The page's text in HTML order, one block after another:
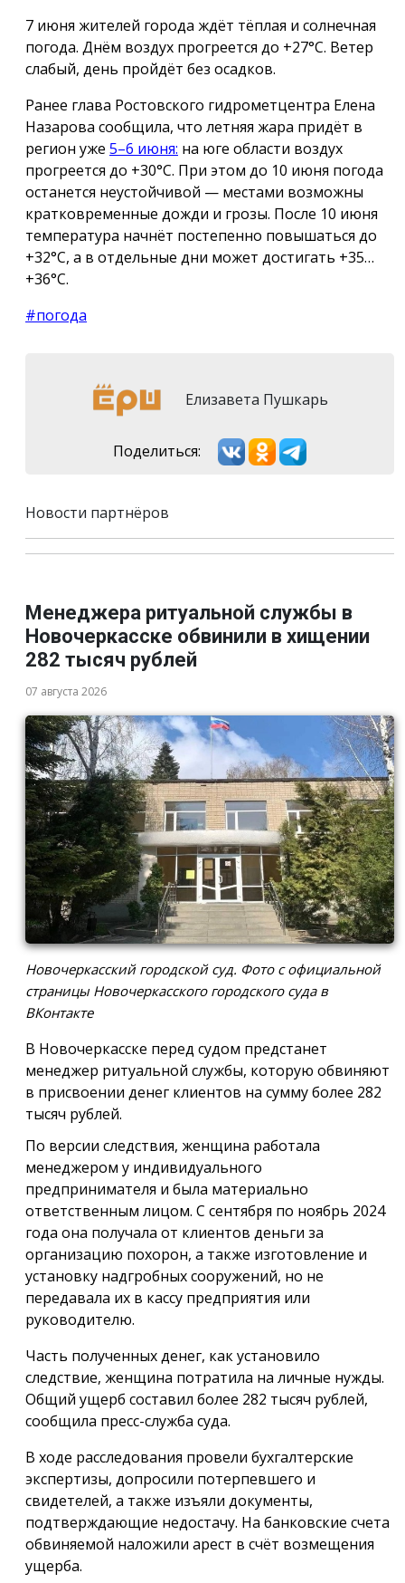
7 июня жителей города ждёт тёплая и солнечная
погода. Днём воздух прогреется до +27°C. Ветер
слабый, день пройдёт без осадков.
Ранее глава Ростовского гидрометцентра Елена
Назарова сообщила, что летняя жара придёт в
регион уже 5–6 июня: на юге области воздух
прогреется до +30°С. При этом до 10 июня погода
останется неустойчивой — местами возможны
кратковременные дожди и грозы. После 10 июня
температура начнёт постепенно повышаться до
+32°С, а в отдельные дни может достигать +35…
+36°С.
#погода
Елизавета Пушкарь
Поделиться:
Новости партнёров
Менеджера ритуальной службы в
Новочеркасске обвинили в хищении
282 тысяч рублей
07 августа 2026
Новочеркасский городской суд. Фото с официальной
страницы Новочеркасского городского суда в
ВКонтакте
В Новочеркасске перед судом предстанет
менеджер ритуальной службы, которую обвиняют
в присвоении денег клиентов на сумму более 282
тысяч рублей.
По версии следствия, женщина работала
менеджером у индивидуального
предпринимателя и была материально
ответственным лицом. С сентября по ноябрь 2024
года она получала от клиентов деньги за
организацию похорон, а также изготовление и
установку надгробных сооружений, но не
передавала их в кассу предприятия или
руководителю.
Часть полученных денег, как установило
следствие, женщина потратила на личные нужды.
Общий ущерб составил более 282 тысяч рублей,
сообщила пресс-служба суда.
В ходе расследования провели бухгалтерские
экспертизы, допросили потерпевшего и
свидетелей, а также изъяли документы,
подтверждающие недостачу. На банковские счета
обвиняемой наложили арест в счёт возмещения
ущерба.